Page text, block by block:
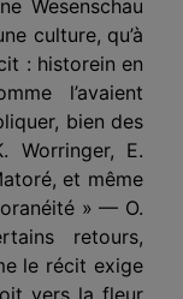
Wesenschau
culture, qu’à
: historein en
l’avaient
bien des
Worringer, E.
et même
» — O.
retours,
le récit exige
vers la fleur